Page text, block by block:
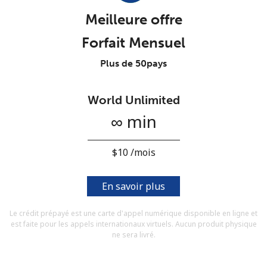
S'inscrire
Bonjour!
Identifiez-vous ouINSCRIVEZ-VOUS →
Rappel du mot de passe →
Meilleure offre
Forfait Mensuel
Plus de 50pays
World Unlimited
∞ min
⁦$10⁩ /mois
En savoir plus
Le crédit prépayé est une carte d'appel numérique disponible en ligne et
est faite pour les appels internationaux virtuels. Aucun produit physique
ne sera livré.